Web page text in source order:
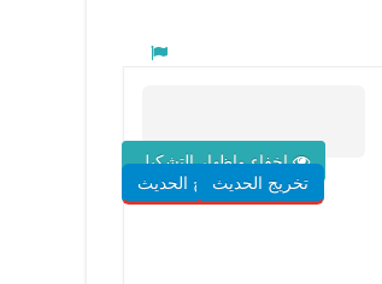
اخفاء واظهار التشكيل
تخريج الحديثشروح الحديث